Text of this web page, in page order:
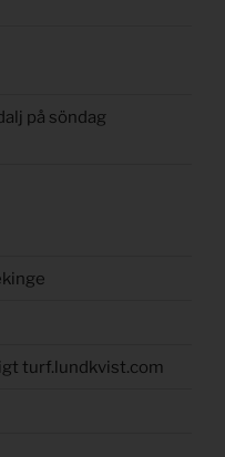
på söndag
turf.lundkvist.com